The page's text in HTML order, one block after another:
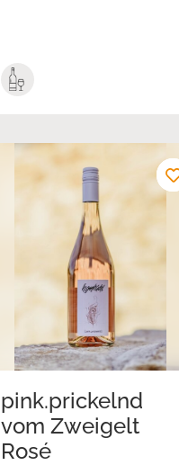
pink.prickelnd
vom Zweigelt
Rosé